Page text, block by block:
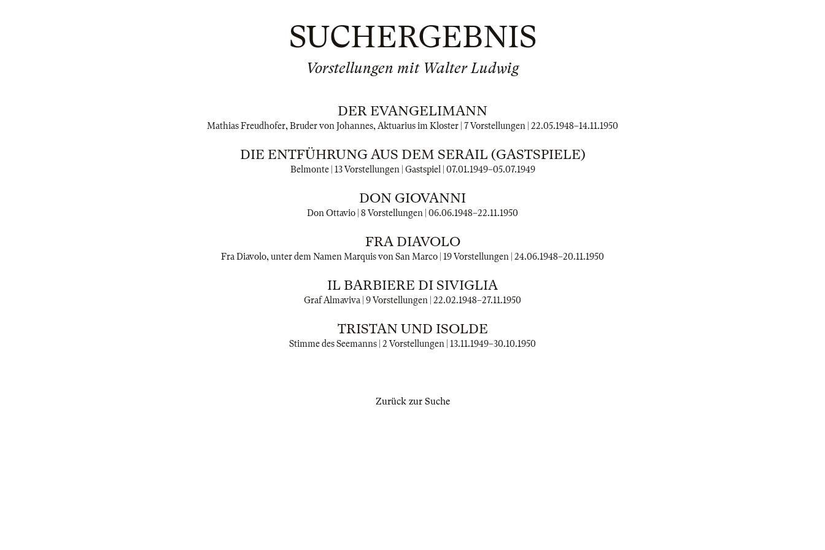
SUCHERGEBNIS
Vorstellungen mit Walter Ludwig
DER EVANGELIMANN
Mathias Freudhofer, Bruder von Johannes, Aktuarius im Kloster | 7 Vorstellungen | 22.05.1948–14.11.1950
DIE ENTFÜHRUNG AUS DEM SERAIL (GASTSPIELE)
Belmonte | 13 Vorstellungen | Gastspiel | 07.01.1949–05.07.1949
DON GIOVANNI
Don Ottavio | 8 Vorstellungen | 06.06.1948–22.11.1950
FRA DIAVOLO
Fra Diavolo, unter dem Namen Marquis von San Marco | 19 Vorstellungen | 24.06.1948–20.11.1950
IL BARBIERE DI SIVIGLIA
Graf Almaviva | 9 Vorstellungen | 22.02.1948–27.11.1950
TRISTAN UND ISOLDE
Stimme des Seemanns | 2 Vorstellungen | 13.11.1949–30.10.1950
Zurück zur Suche